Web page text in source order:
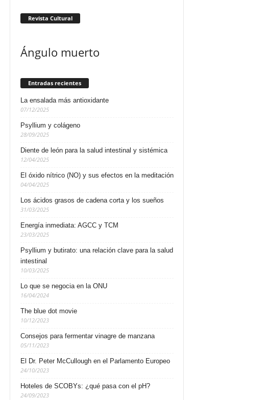
Revista Cultural
Ángulo muerto
Entradas recientes
La ensalada más antioxidante
07/12/2025
Psyllium y colágeno
28/09/2025
Diente de león para la salud intestinal y sistémica
12/04/2025
El óxido nítrico (NO) y sus efectos en la meditación
04/04/2025
Los ácidos grasos de cadena corta y los sueños
31/03/2025
Energía inmediata: AGCC y TCM
23/03/2025
Psyllium y butirato: una relación clave para la salud
intestinal
10/03/2025
Lo que se negocia en la ONU
16/04/2024
The blue dot movie
10/12/2023
Consejos para fermentar vinagre de manzana
05/11/2023
El Dr. Peter McCullough en el Parlamento Europeo
24/10/2023
Hoteles de SCOBYs: ¿qué pasa con el pH?
24/09/2023